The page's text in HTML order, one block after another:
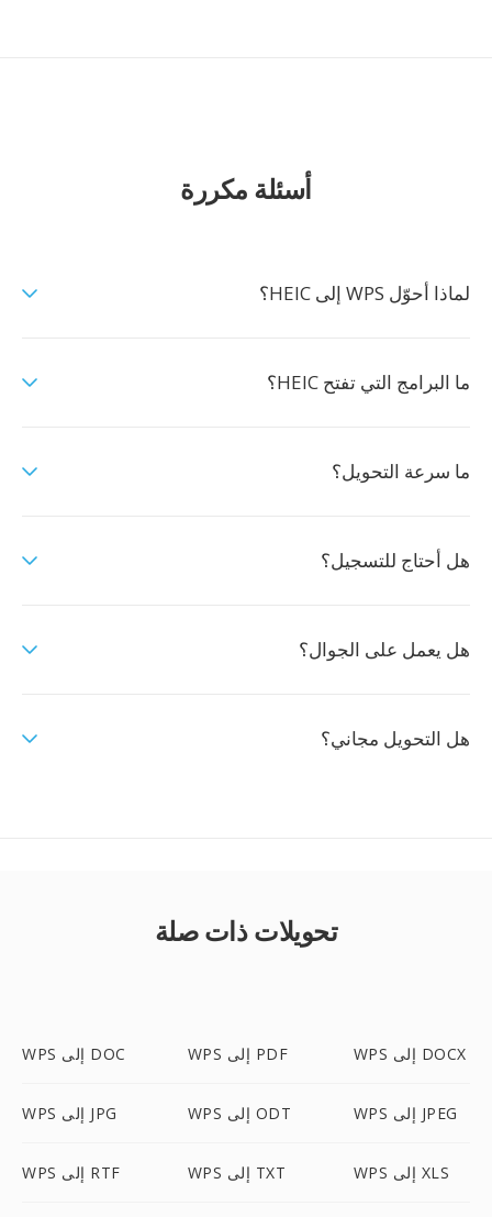
أسئلة مكررة
لماذا أحوّل WPS إلى HEIC؟
ما البرامج التي تفتح HEIC؟
ما سرعة التحويل؟
هل أحتاج للتسجيل؟
هل يعمل على الجوال؟
هل التحويل مجاني؟
تحويلات ذات صلة
WPS إلى DOC WPS إلى PDF WPS إلى DOCX
WPS إلى JPG WPS إلى ODT WPS إلى JPEG
WPS إلى RTF WPS إلى TXT WPS إلى XLS